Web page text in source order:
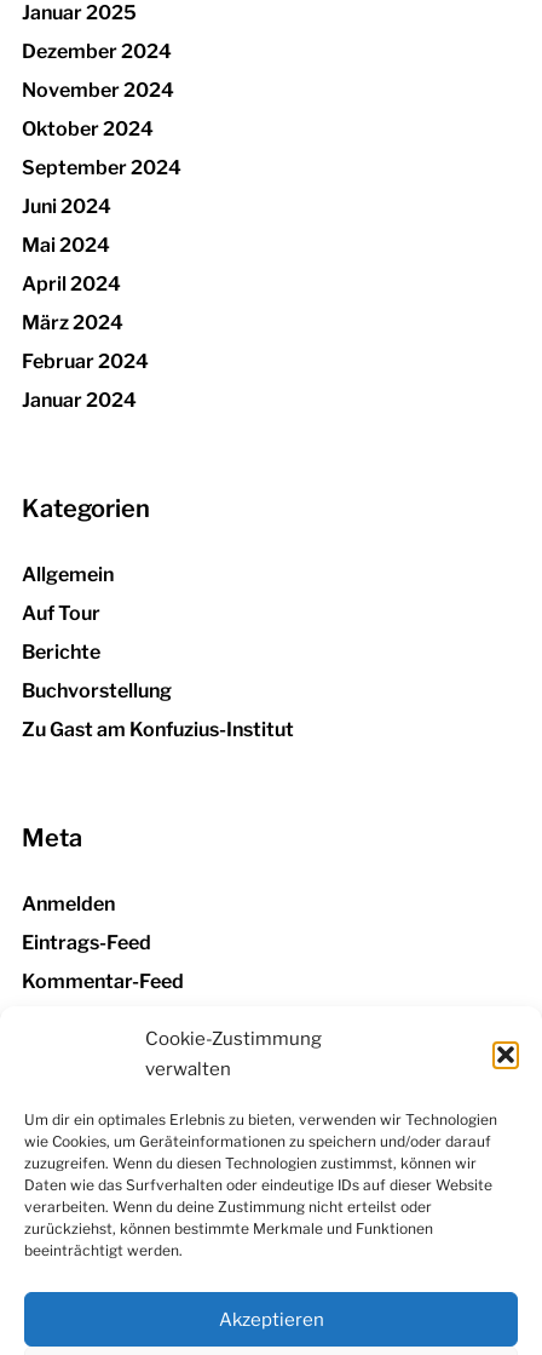
Cookie-Zustimmung
verwalten
Um dir ein optimales Erlebnis zu bieten, verwenden wir Technologien
wie Cookies, um Geräteinformationen zu speichern und/oder darauf
zuzugreifen. Wenn du diesen Technologien zustimmst, können wir
Daten wie das Surfverhalten oder eindeutige IDs auf dieser Website
verarbeiten. Wenn du deine Zustimmung nicht erteilst oder
zurückziehst, können bestimmte Merkmale und Funktionen
beeinträchtigt werden.
Akzeptieren
Januar 2025
Dezember 2024
November 2024
Oktober 2024
September 2024
Juni 2024
Mai 2024
April 2024
März 2024
Februar 2024
Januar 2024
Kategorien
Allgemein
Auf Tour
Berichte
Buchvorstellung
Zu Gast am Konfuzius-Institut
Meta
Anmelden
Eintrags-Feed
Kommentar-Feed
Facebook Instagram LinkedIn
YouTube
Newsletter
Richtlinie (EU)